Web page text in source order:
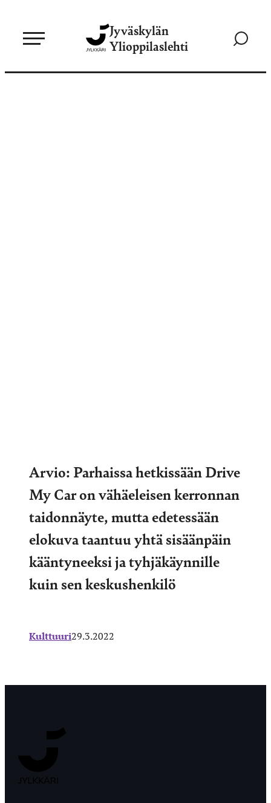
sisältöön
Jyväskylän
Ylioppilaslehti
Siirry
Arvio: Parhaissa hetkissään Drive
My Car on vähäeleisen kerronnan
taidonnäyte, mutta edetessään
elokuva taantuu yhtä sisäänpäin
kääntyneeksi ja tyhjäkäynnille
kuin sen keskushenkilö
Kulttuuri29.3.2022